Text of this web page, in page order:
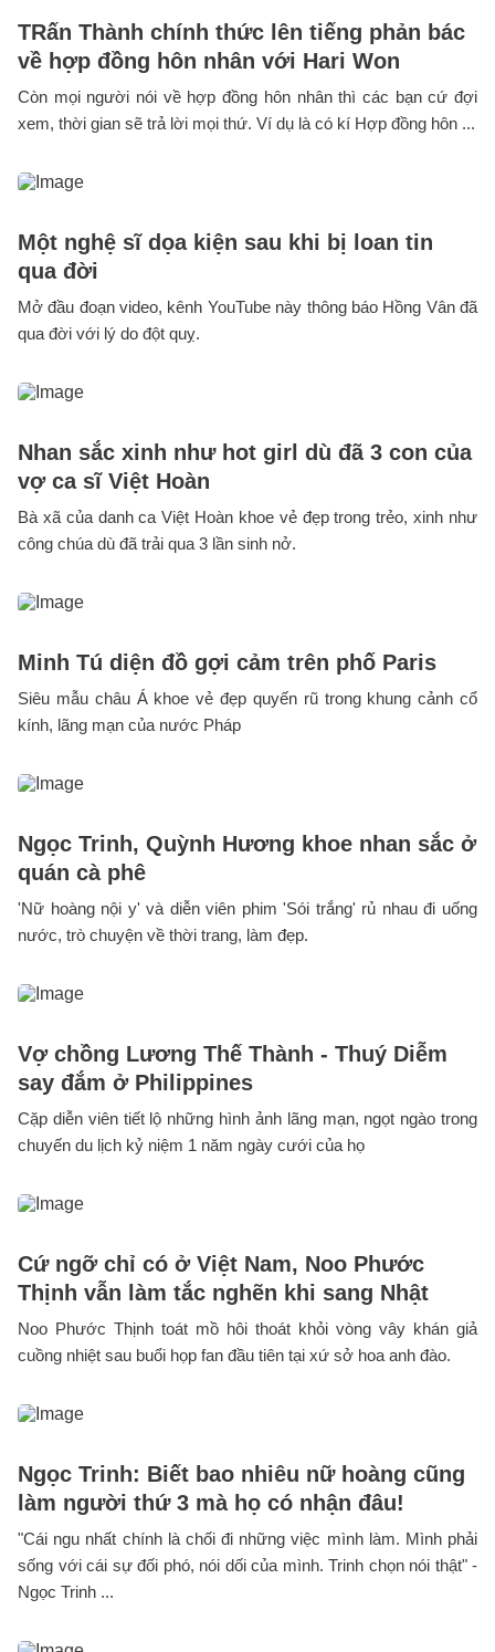
TRấn Thành chính thức lên tiếng phản bác
về hợp đồng hôn nhân với Hari Won
Còn mọi người nói về hợp đồng hôn nhân thì các bạn cứ đợi
xem, thời gian sẽ trả lời mọi thứ. Ví dụ là có kí Hợp đồng hôn ...
Một nghệ sĩ dọa kiện sau khi bị loan tin
qua đời
Mở đầu đoạn video, kênh YouTube này thông báo Hồng Vân đã
qua đời với lý do đột quỵ.
Nhan sắc xinh như hot girl dù đã 3 con của
vợ ca sĩ Việt Hoàn
Bà xã của danh ca Việt Hoàn khoe vẻ đẹp trong trẻo, xinh như
công chúa dù đã trải qua 3 lần sinh nở.
Minh Tú diện đồ gợi cảm trên phố Paris
Siêu mẫu châu Á khoe vẻ đẹp quyến rũ trong khung cảnh cổ
kính, lãng mạn của nước Pháp
Ngọc Trinh, Quỳnh Hương khoe nhan sắc ở
quán cà phê
'Nữ hoàng nội y' và diễn viên phim 'Sói trắng' rủ nhau đi uống
nước, trò chuyện về thời trang, làm đẹp.
Vợ chồng Lương Thế Thành - Thuý Diễm
say đắm ở Philippines
Cặp diễn viên tiết lộ những hình ảnh lãng mạn, ngọt ngào trong
chuyến du lịch kỷ niệm 1 năm ngày cưới của họ
Cứ ngỡ chỉ có ở Việt Nam, Noo Phước
Thịnh vẫn làm tắc nghẽn khi sang Nhật
Noo Phước Thịnh toát mồ hôi thoát khỏi vòng vây khán giả
cuồng nhiệt sau buổi họp fan đầu tiên tại xứ sở hoa anh đào.
Ngọc Trinh: Biết bao nhiêu nữ hoàng cũng
làm người thứ 3 mà họ có nhận đâu!
"Cái ngu nhất chính là chối đi những việc mình làm. Mình phải
sống với cái sự đối phó, nói dối của mình. Trinh chọn nói thật" -
Ngọc Trinh ...